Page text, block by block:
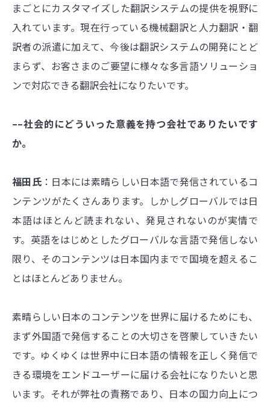
まごとにカスタマイズした翻訳システムの提供を視野に
入れています。現在行っている機械翻訳と人力翻訳・翻
訳者の派遣に加えて、今後は翻訳システムの開発にとど
まらず、お客さまのご要望に様々な多言語ソリューショ
ンで対応できる翻訳会社になりたいです。
––社会的にどういった意義を持つ会社でありたいです
か。
福田氏 ：日本には素晴らしい日本語で発信されているコ
ンテンツがたくさんあります。しかしグローバルでは日
本語はほとんど読まれない、発見されないのが実情で
す。英語をはじめとしたグローバルな言語で発信しない
限り、そのコンテンツは日本国内までで国境を超えるこ
とはほとんどありません。
素晴らしい日本のコンテンツを世界に届けるためにも、
まず外国語で発信することの大切さを啓蒙していきたい
です。ゆくゆくは世界中に日本語の情報を正しく発信で
きる環境をエンドユーザーに届ける会社になりたいと思
います。それが弊社の責務であり、日本の国力向上につ